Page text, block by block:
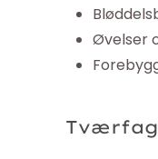
Øvelser